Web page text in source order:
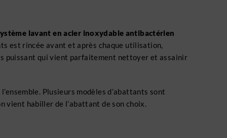
ystème lavant en acier inoxydable antibactérien
est rincée avant et après chaque utilisation,
puissant qui vient parfaitement nettoyer et assainir
Plusieurs modèles d’abattants sont
vient habiller de l’abattant de son choix.